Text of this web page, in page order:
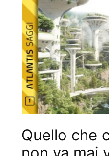
Quello che
non va mai